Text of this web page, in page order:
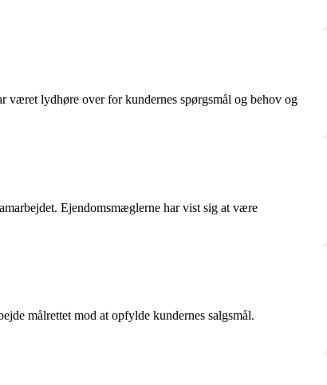
været lydhøre over for kundernes spørgsmål og behov og
Ejendomsmæglerne har vist sig at være
målrettet mod at opfylde kundernes salgsmål.